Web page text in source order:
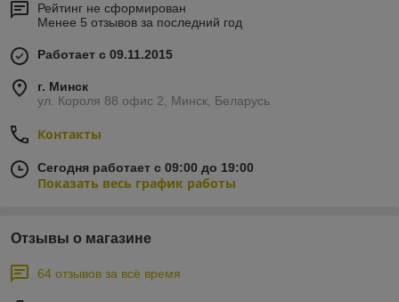
Рейтинг не сформирован
Менее 5 отзывов за последний год
Работает с 09.11.2015
г. Минск
ул. Короля 88 офис 2, Минск, Беларусь
Контакты
Сегодня работает с 09:00 до 19:00
Показать весь график работы
Отзывы о магазине
64 отзывов за всё время